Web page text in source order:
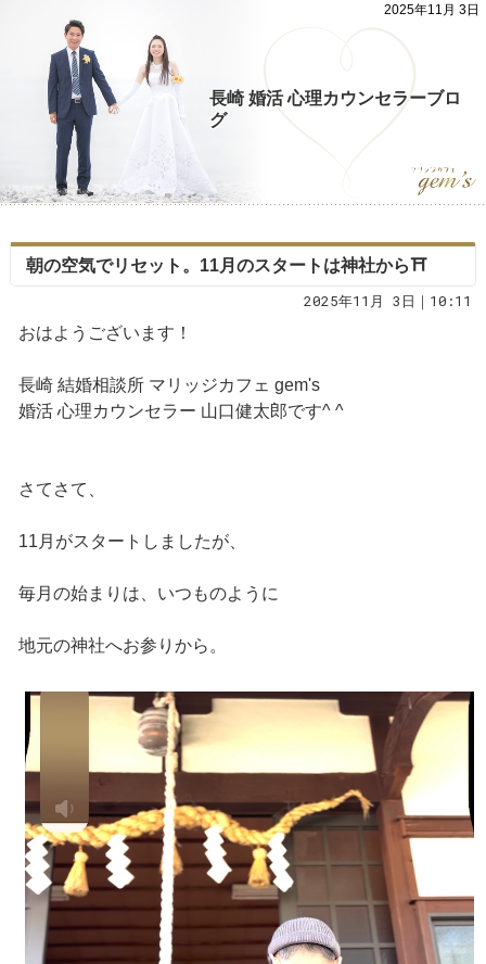
2025年11月 3日
長崎 婚活 心理カウンセラーブロ
グ
朝の空気でリセット。11月のスタートは神社から⛩️
2025年11月 3日｜10:11
おはようございます！
長崎 結婚相談所 マリッジカフェ gem's
婚活 心理カウンセラー 山口健太郎です^ ^
さてさて、
11月がスタートしましたが、
毎月の始まりは、いつものように
地元の神社へお参りから。